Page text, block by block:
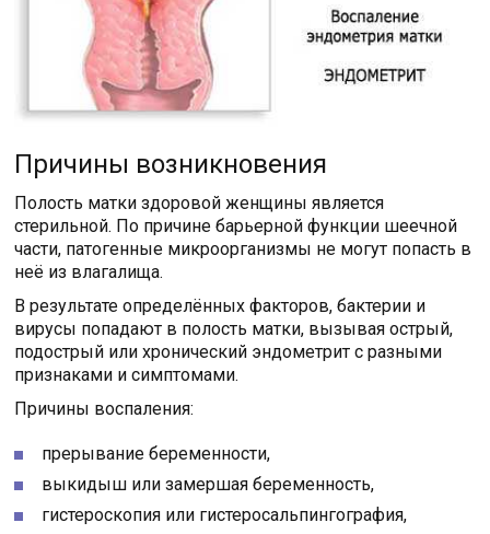
Причины возникновения
Полость матки здоровой женщины является
стерильной. По причине барьерной функции шеечной
части, патогенные микроорганизмы не могут попасть в
неё из влагалища.
В результате определённых факторов, бактерии и
вирусы попадают в полость матки, вызывая острый,
подострый или хронический эндометрит с разными
признаками и симптомами.
Причины воспаления:
прерывание беременности,
выкидыш или замершая беременность,
гистероскопия или гистеросальпингография,